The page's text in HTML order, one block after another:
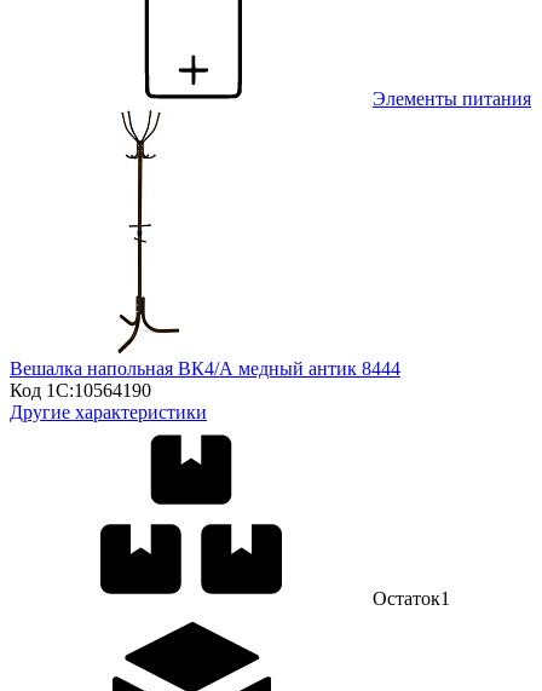
Элементы питания
Вешалка напольная ВК4/А медный антик 8444
Код 1С:10564190
Другие характеристики
Остаток1